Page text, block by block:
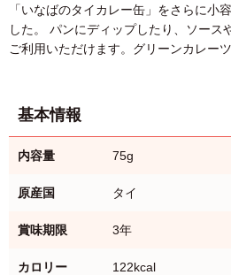
「いなばのタイカレー缶」をさらに小
した。 パンにディップしたり、ソース
ご利用いただけます。グリーンカレーツ
基本情報
内容量 75g
原産国 タイ
賞味期限 3年
カロリー 122kcal